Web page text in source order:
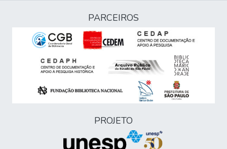
PARCEIROS
PROJETO